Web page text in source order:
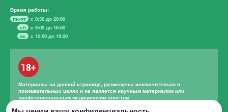
Время работы:
пн-пт
с 8:30 до 20:00
сб
с 9:00 до 16:00
вс
с 10:00 до 16:00
18+
Материалы на данной странице, размещены исключительно в
познавательных целях и не является научным материалом или
профессиональным медицинским советом.
Правильное лечение и назначение лекарственных средств может